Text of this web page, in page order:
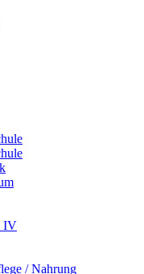
IV
/ Nahrung